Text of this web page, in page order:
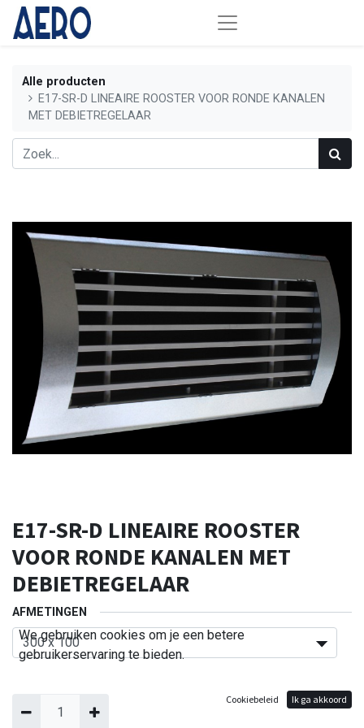
Alle producten
E17-SR-D LINEAIRE ROOSTER VOOR RONDE KANALEN
MET DEBIETREGELAAR
E17-SR-D LINEAIRE ROOSTER
VOOR RONDE KANALEN MET
DEBIETREGELAAR
AFMETINGEN
We gebruiken cookies om je een betere
gebruikerservaring te bieden.
Cookiebeleid Ik ga akkoord